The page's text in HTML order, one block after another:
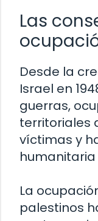
Las
Desde la
Israel en
guerras,
territoriales
víctimas y
humanitaria
La
palestinos